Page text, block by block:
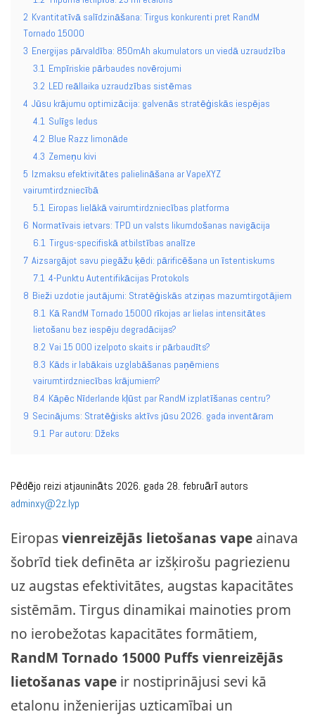
2 Kvantitatīvā salīdzināšana: Tirgus konkurenti pret RandM
Tornado 15000
3 Energijas pārvaldība: 850mAh akumulators un viedā uzraudzība
3.1 Empīriskie pārbaudes novērojumi
3.2 LED reāllaika uzraudzības sistēmas
4 Jūsu krājumu optimizācija: galvenās stratēģiskās iespējas
4.1 Sulīgs ledus
4.2 Blue Razz limonāde
4.3 Zemeņu kivi
5 Izmaksu efektivitātes palielināšana ar VapeXYZ
vairumtirdzniecībā
5.1 Eiropas lielākā vairumtirdzniecības platforma
6 Normatīvais ietvars: TPD un valsts likumdošanas navigācija
6.1 Tirgus-specifiskā atbilstības analīze
7 Aizsargājot savu piegāžu ķēdi: pārificēšana un īstentiskums
7.1 4-Punktu Autentifikācijas Protokols
8 Bieži uzdotie jautājumi: Stratēģiskās atziņas mazumtirgotājiem
8.1 Kā RandM Tornado 15000 rīkojas ar lielas intensitātes
lietošanu bez iespēju degradācijas?
8.2 Vai 15 000 izelpoto skaits ir pārbaudīts?
8.3 Kāds ir labākais uzglabāšanas paņēmiens
vairumtirdzniecības krājumiem?
8.4 Kāpēc Nīderlande kļūst par RandM izplatīšanas centru?
9 Secinājums: Stratēģisks aktīvs jūsu 2026. gada inventāram
9.1 Par autoru: Džeks
Pēdējo reizi atjaunināts 2026. gada 28. februārī autors
adminxy@2z.lyp
Eiropasvienreizējās lietošanas vape ainava
šobrīd tiek definēta ar izšķirošu pagriezienu
uz augstas efektivitātes, augstas kapacitātes
sistēmām. Tirgus dinamikai mainoties prom
no ierobežotas kapacitātes formātiem,
RandM Tornado 15000 Puffs vienreizējās
lietošanas vape ir nostiprinājusi sevi kā
etalonu inženierijas uzticamībai un